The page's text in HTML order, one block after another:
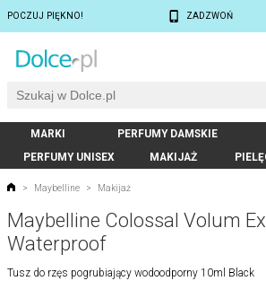
POCZUJ PIĘKNO! ZADZWOŃ
MARKI PERFUMY DAMSKIE
PERFUMY UNISEX
MAKIJAŻ
> Maybelline > Makijaż
Maybelline Colossal Volum
Waterproof
Tusz do rzęs pogrubiający wodoodporny 10ml Black